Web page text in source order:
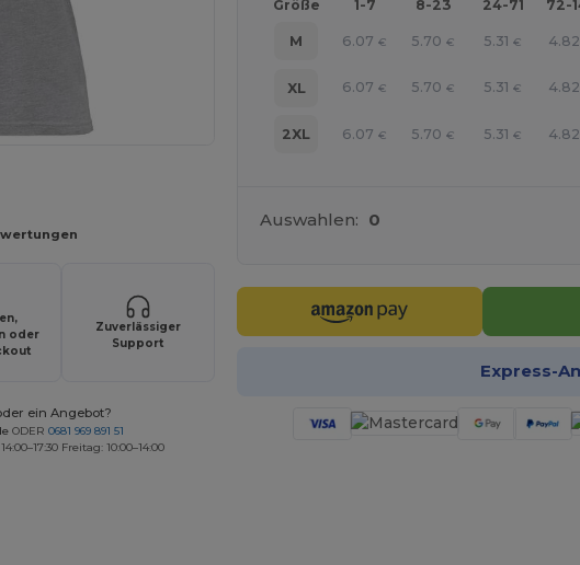
oder
Zuverlässiger
Support
ein Angebot?
ODER0681 969 891 51
Freitag: 10:00–14:00
Größe 1-7 8-23 24-71 72-
M 6.07 € 5.70 € 5.31 € 4.82
XL 6.07 € 5.70 € 5.31 € 4.82
2XL 6.07 € 5.70 € 5.31 € 4.82
Auswahlen: 0
Express-